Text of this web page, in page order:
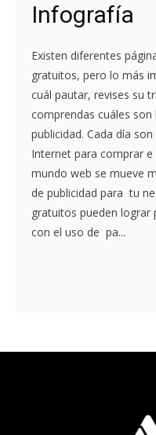
Infografía
Existen diferentes
gratuitos, pero lo más
cuál pautar, revises su
comprendas cuáles
publicidad. Cada día
Internet para comprar
mundo web se mueve
de publicidad para tu
gratuitos pueden
con el uso de pa...